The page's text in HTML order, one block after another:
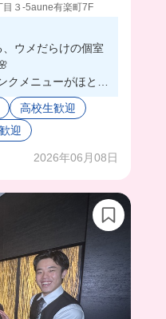
目３-5aune有楽町7F
ウメだらけの個室
クメニューがほとん
ってくらい😳💓
さんで通いたいレベ
チパネルだし、効率
ル問わず出てくるん
ルだったよ🍗
ぱいになったし、美
るから、毎回行きた
高校生歓迎
迎
2026年06月08日